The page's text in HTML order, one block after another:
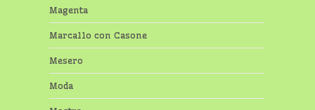
Magenta
Marcallo con Casone
Mesero
Moda